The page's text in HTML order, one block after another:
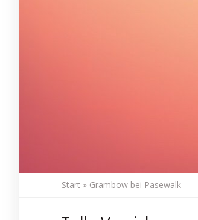
Start » Grambow bei Pasewalk